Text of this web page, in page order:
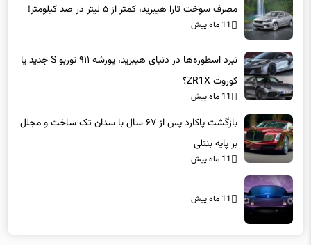
مصرف سوخت تارا هیبرید، کمتر از ۵ لیتر در صد کیلومتر!
11 ماه پیش
نبرد اسطوره‌ها در دنیای هیبرید، پورشه ۹۱۱ توربو S جدید یا
کوروت ZR1X؟
11 ماه پیش
بازگشت پاکارد پس از ۶۷ سال با سدان تک ساخت و مجلل
بر پایه بنتلی
11 ماه پیش
11 ماه پیش